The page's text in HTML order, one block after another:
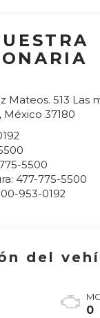
Mateos. 513 Las
, México 37180
5500
477-775-5500
953-0192
del
0